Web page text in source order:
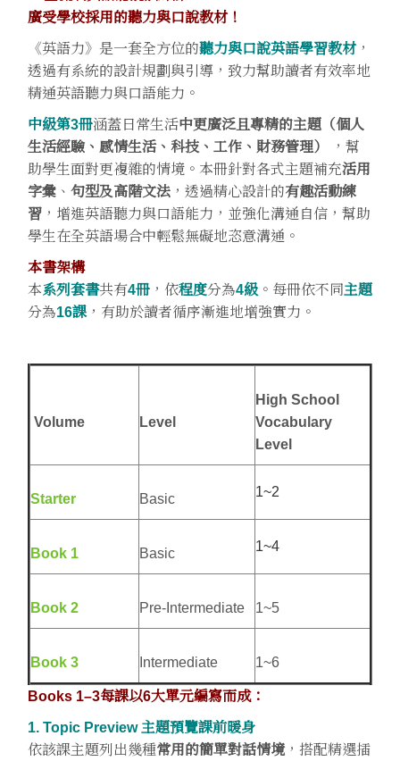
廣受學校採用的聽力與口說教材！
《英語力》是一套全方位的聽力與口說英語學習教材，
透過有系統的設計規劃與引導，致力幫助讀者有效率地
精通英語聽力與口語能力。
中級第3冊涵蓋日常生活中更廣泛且專精的主題（個人
生活經驗、感情生活、科技、工作、財務管理）
，幫
助學生面對更複雜的情境。本冊針對各式主題補充活用
字彙、 句型及高階文法，透過精心設計的有趣活動練
習，增進英語聽力與口語能力，並強化溝通自信，幫助
學生在全英語場合中輕鬆無礙地恣意溝通。
本書架構
本系列套書共有4冊，依程度分為4級。每冊依不同主題
分為16課，有助於讀者循序漸進地增強實力。
Volume Level
High School
Vocabulary
Level
Starter Basic 1~2
Book 1 Basic 1~4
Book 2 Pre-Intermediate 1~5
Book 3 Intermediate 1~6
Books 1–3每課以6大單元編寫而成：
1. Topic Preview 主題預覽課前暖身
依該課主題列出幾種常用的簡單對話情境，搭配精選插